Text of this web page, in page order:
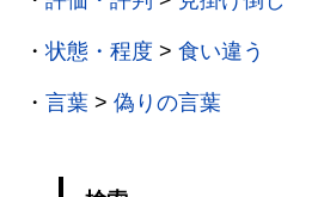
・状態・程度 > 食い違う
・ 言葉 > 偽りの言葉